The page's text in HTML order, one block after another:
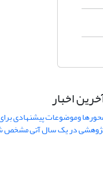
اخبار
وموضوعات پیشنهادی
در یک سال آتی مشخص